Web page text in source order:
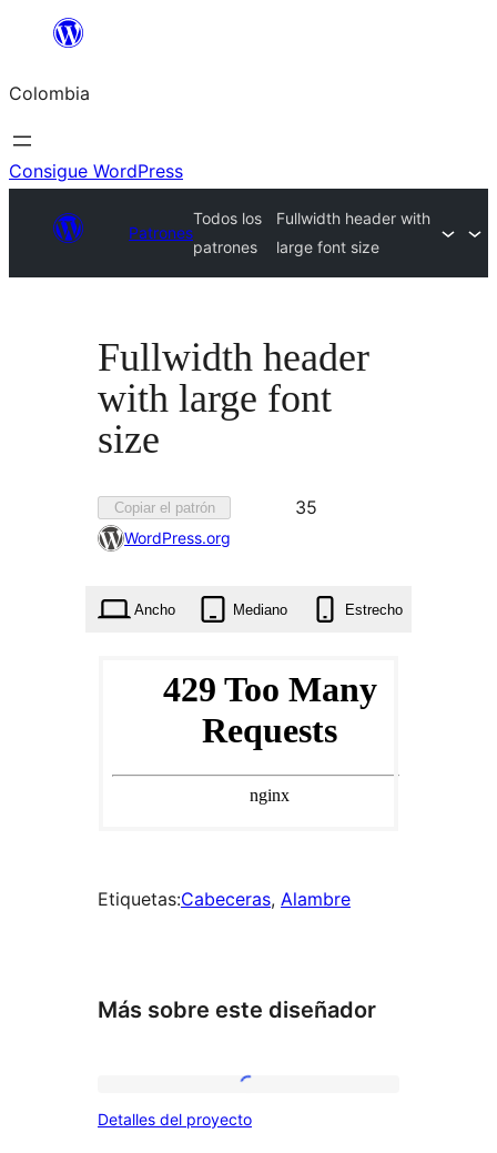
Saltar
contenido
Colombia
Consigue WordPress
Patrones
Todos los
patrones
Fullwidth header with
large font size
Fullwidth header
with large font
size
Copiar el patrón
Favorito
35
WordPress.org
Ancho Mediano Estrecho
Etiquetas:Cabeceras, Alambre
Más sobre este diseñador
del
Detalles del proyecto